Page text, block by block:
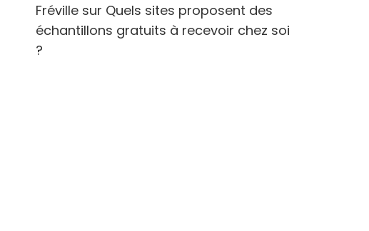
Fréville sur Quels sites proposent des
échantillons gratuits à recevoir chez soi
?